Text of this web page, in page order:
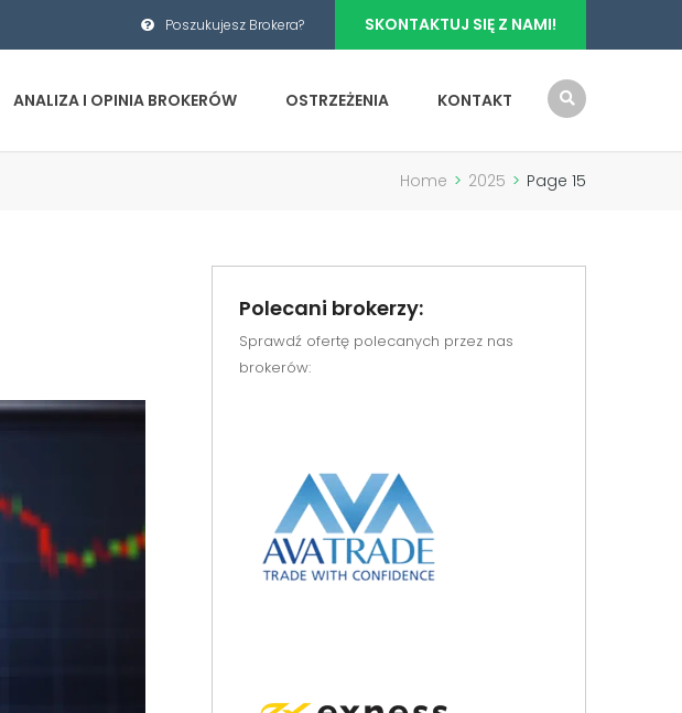
Poszukujesz Brokera? SKONTAKTUJ SIĘ Z NAMI!
ANALIZA I OPINIA BROKERÓW OSTRZEŻENIA KONTAKT
Home > 2025 > Page 15
Polecani brokerzy:
Sprawdź ofertę polecanych przez nas
brokerów: